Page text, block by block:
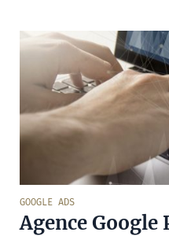
GOOGLE ADS
Agence Google